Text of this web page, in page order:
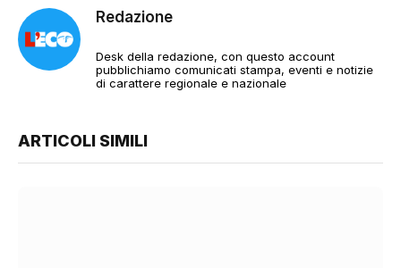
Redazione
Desk della redazione, con questo account
pubblichiamo comunicati stampa, eventi e notizie
di carattere regionale e nazionale
ARTICOLI SIMILI